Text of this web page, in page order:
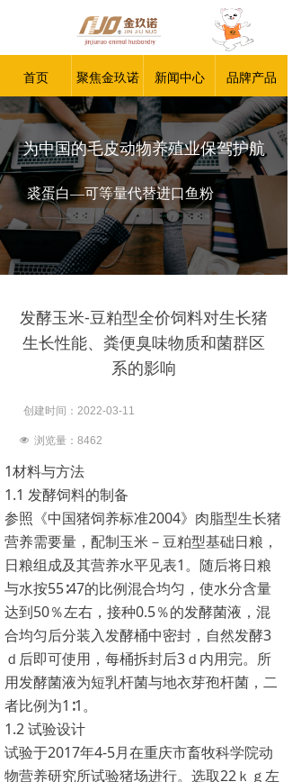
为中国的毛皮动物养殖业保驾护航
裘蛋白—可等量代替进口鱼粉
首页 聚焦金玖诺 新闻中心 品牌产品
发酵玉米-豆粕型全价饲料对生长猪
生长性能、粪便臭味物质和菌群区
系的影响
1材料与方法
1.1 发酵饲料的制备
参照《中国猪饲养标准2004》肉脂型生长猪
营养需要量，配制玉米－豆粕型基础日粮，
日粮组成及其营养水平见表1。随后将日粮
与水按55∶47的比例混合均匀，使水分含量
达到50％左右，接种0.5％的发酵菌液，混
合均匀后分装入发酵桶中密封，自然发酵3
ｄ后即可使用，每桶拆封后3ｄ内用完。所
用发酵菌液为短乳杆菌与地衣芽孢杆菌，二
者比例为1∶1。
1.2 试验设计
试验于2017年4-5月在重庆市畜牧科学院动
物营养研究所试验猪场进行。选取22ｋｇ左
创建时间： 2022-03-11
넶 浏览量：8462